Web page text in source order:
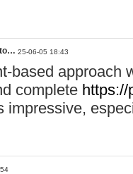
25-06-05 18:43
based approach
complete https://
impressive,